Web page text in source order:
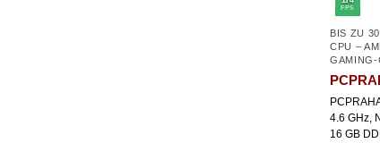
FPS
BIS ZU
CPU –
GAMING-
4.6 GHz,
16 GB